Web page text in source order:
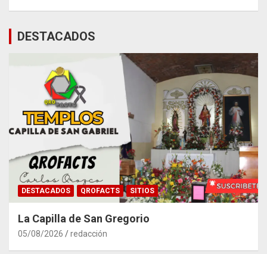
DESTACADOS
DESTACADOS QROFACTS SITIOS
La Capilla de San Gregorio
05/08/2026 redacción